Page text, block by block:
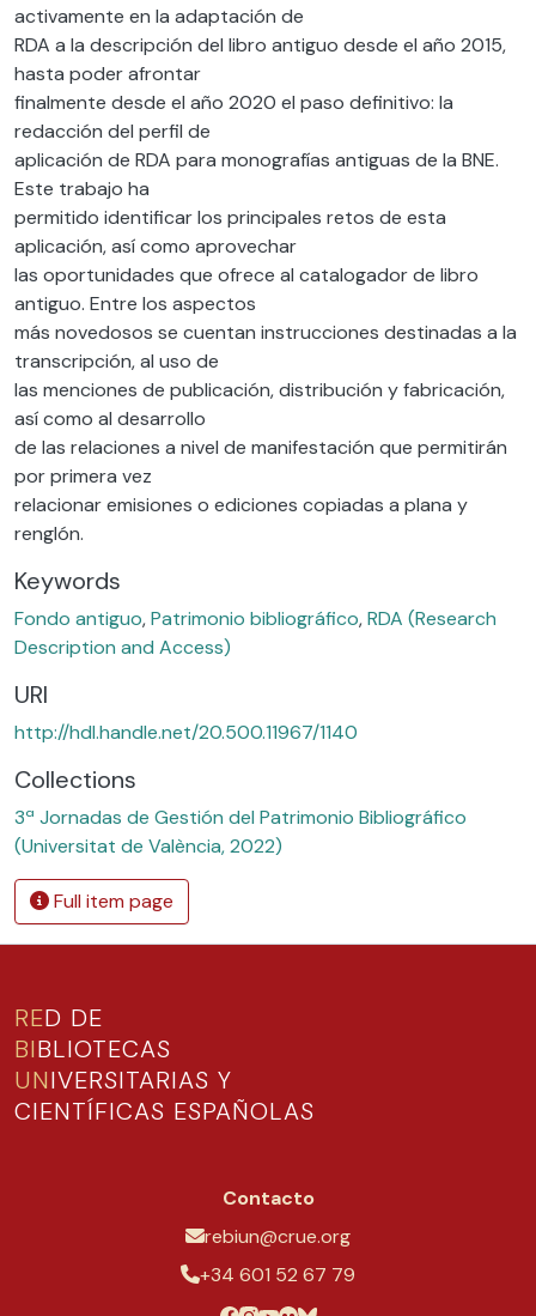
activamente en la adaptación de
RDA a la descripción del libro antiguo desde el año 2015,
hasta poder afrontar
finalmente desde el año 2020 el paso definitivo: la
redacción del perfil de
aplicación de RDA para monografías antiguas de la BNE.
Este trabajo ha
permitido identificar los principales retos de esta
aplicación, así como aprovechar
las oportunidades que ofrece al catalogador de libro
antiguo. Entre los aspectos
más novedosos se cuentan instrucciones destinadas a la
transcripción, al uso de
las menciones de publicación, distribución y fabricación,
así como al desarrollo
de las relaciones a nivel de manifestación que permitirán
por primera vez
relacionar emisiones o ediciones copiadas a plana y
renglón.
Keywords
Fondo antiguo,Patrimonio bibliográfico,RDA (Research
Description and Access)
URI
http://hdl.handle.net/20.500.11967/1140
Collections
3ª Jornadas de Gestión del Patrimonio Bibliográfico
(Universitat de València, 2022)
Full item page
RED DE
BIBLIOTECAS
UNIVERSITARIAS Y
CIENTÍFICAS ESPAÑOLAS
Contacto
rebiun@crue.org
+34 601 52 67 79